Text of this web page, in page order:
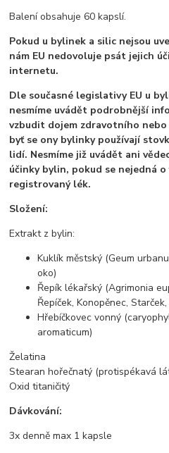
Balení obsahuje 60 kapslí.
Pokud u bylinek a silic nejsou
nám EU nedovoluje psát jejich
internetu.
Dle současné legislativy EU u
nesmíme uvádět podrobnější
vzbudit dojem zdravotního
byť se ony bylinky používají
lidí. Nesmíme již uvádět ani
účinky bylin, pokud se nejedná
registrovaný lék.
Složení:
Extrakt z bylin:
Kuklík městský (Geum
oko)
Řepík lékařský (Agrimonia
Řepíček, Konopěnec,
Hřebíčkovec vonný
aromaticum)
Želatina
Stearan hořečnatý (protispékavá
Oxid titaničitý
Dávkování:
3x denně max 1 kapsle